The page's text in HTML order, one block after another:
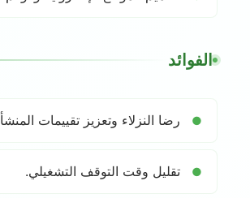
الفوائد
رضا النزلاء وتعزيز تقييمات
تقليل وقت التوقف التشغيلي.